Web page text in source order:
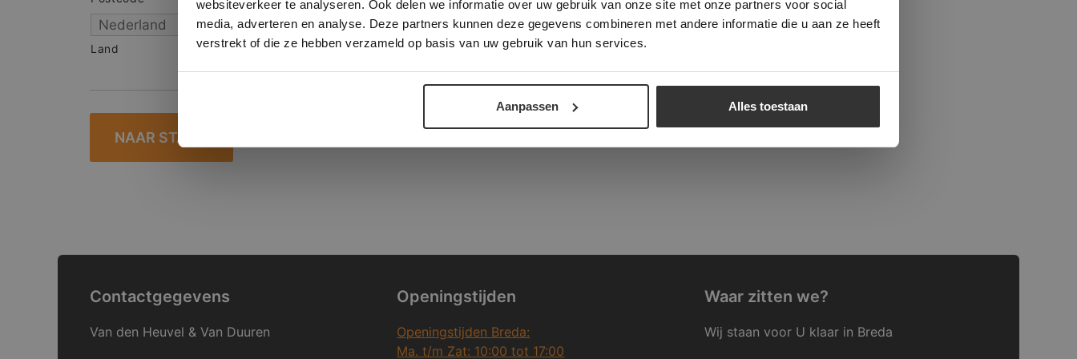
websiteverkeer te analyseren. Ook delen we informatie over uw gebruik van onze site met onze partners voor social
media, adverteren en analyse. Deze partners kunnen deze gegevens combineren met andere informatie die u aan ze heeft
verstrekt of die ze hebben verzameld op basis van uw gebruik van hun services.
Aanpassen Alles toestaan
Land
Contactgegevens
Van den Heuvel & Van Duuren
Openingstijden
Openingstijden Breda:
Ma. t/m Zat: 10:00 tot 17:00
Waar zitten we?
Wij staan voor U klaar in Breda
ALLES ACCEPTEREN ALLES AFWIJZEN